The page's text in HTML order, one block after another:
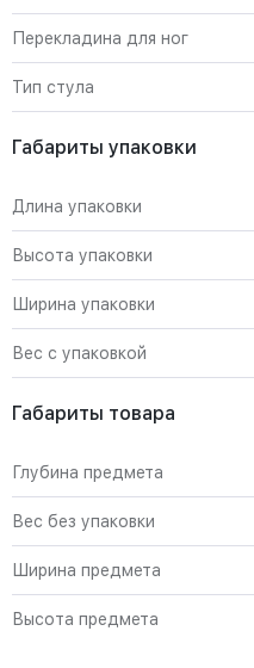
Перекладина для ног
Тип стула
Габариты упаковки
Длина упаковки
Высота упаковки
Ширина упаковки
Вес с упаковкой
Габариты товара
Глубина предмета
Вес без упаковки
Ширина предмета
Высота предмета